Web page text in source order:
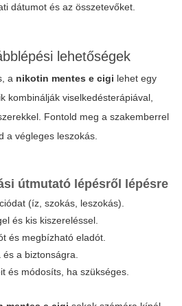
dátumot és az összetevőket.
lehetőségek
a nikotin mentes e cigi lehet egy
kombinálják viselkedésterápiával,
Fontold meg a szakemberrel
a végleges leszokás.
útmutató lépésről lépésre
(íz, szokás, leszokás).
és kis kiszereléssel.
és megbízható eladót.
a biztonságra.
és módosíts, ha szükséges.